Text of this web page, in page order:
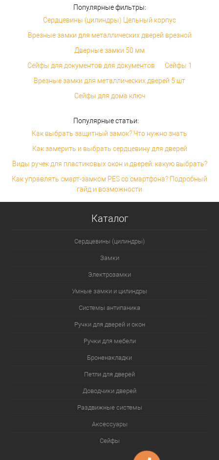
Популярные фильтры:
Сердцевины (цилиндры) Цельный корпус
Врезные замки для металлических дверей врезной
Дверные замки 50 мм
Сейфы для документов для документов
Сейфы 1
Врезные замки для металлических дверей 5 шт
Сейфы для дома ключ
Популярные статьи:
Как выбрать защитный замок? Что нужно знать
Как замерить и выбрать сердцевину для дверей
Виды ручек для пластиковых окон и дверей: какую выбрать?
Как управлять смарт-замком PES со смартфона? Подробный
гайд и возможности
Каталог
Сердцевины (цилиндры)
Замки
Электрозамки
Умные замки и цилиндры
Системы антипаника
Ручки для дверей и окон
Ручки для мебели
Броненакладки
Петли для дверей
Доводчики дверей
Раздвижные системы
Аксессуары
Сейфы